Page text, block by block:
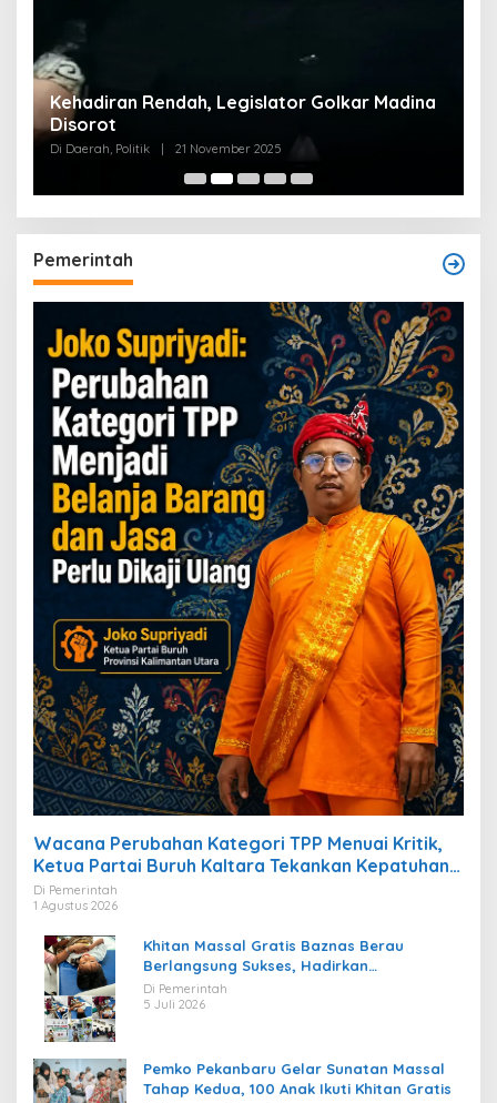
Kehadiran Rendah, Legislator Golkar Madina
Disorot
Di Daerah, Politik | 21 November 2025
Pemerintah
Wacana Perubahan Kategori TPP Menuai Kritik,
Ketua Partai Buruh Kaltara Tekankan Kepatuhan
Regulasi
Di Pemerintah
1 Agustus 2026
Khitan Massal Gratis Baznas Berau
Berlangsung Sukses, Hadirkan
Kebahagiaan bagi Puluhan Anak
Di Pemerintah
5 Juli 2026
Pemko Pekanbaru Gelar Sunatan Massal
Tahap Kedua, 100 Anak Ikuti Khitan Gratis